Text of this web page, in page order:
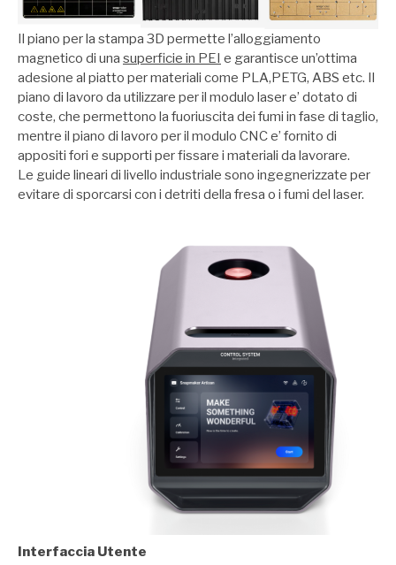
Il piano per la stampa 3D permette l’alloggiamento
magnetico di una superficie in PEI e garantisce un’ottima
adesione al piatto per materiali come PLA,PETG, ABS etc. Il
piano di lavoro da utilizzare per il modulo laser e’ dotato di
coste, che permettono la fuoriuscita dei fumi in fase di taglio,
mentre il piano di lavoro per il modulo CNC e’ fornito di
appositi fori e supporti per fissare i materiali da lavorare.
Le guide lineari di livello industriale sono ingegnerizzate per
evitare di sporcarsi con i detriti della fresa o i fumi del laser.
Interfaccia Utente